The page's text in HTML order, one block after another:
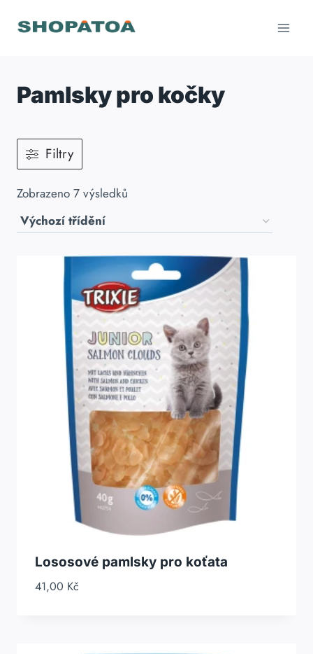
Pamlsky pro kočky
Filtry
Zobrazeno 7 výsledků
Lososové pamlsky pro koťata
41,00 Kč